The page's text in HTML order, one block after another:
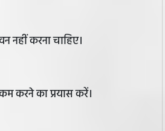
नहीं करना चाहिए।
करने का प्रयास करें।